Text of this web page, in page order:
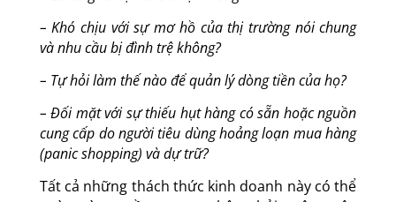
– Lo lắng về hạn chế đi lại không?
– Khó chịu với sự mơ hồ của thị trường nói chung
và nhu cầu bị đình trệ không?
– Tự hỏi làm thế nào để quản lý dòng tiền của họ?
– Đối mặt với sự thiếu hụt hàng có sẵn hoặc nguồn
cung cấp do người tiêu dùng hoảng loạn mua hàng
(panic shopping) và dự trữ?